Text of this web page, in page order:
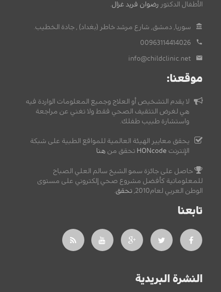
الأطفال الدكتور رضوان فريد غزال.
سوريا, دمشق, شارع مرشد خاطر (بغداد) , جادة الخطيب.
00963114414026
info@childclinic.net
موقعنا:
لا يقدم التشخيص أو العلاج وجميع المعلومات الواردة فيه
هي لغرض التثقيف الصحي فقط ولا تغني عن مراجعة
واستشارة طبيب طفلك.
يحقق معايير الهيئة العالمية للمواقع الطبية على شبكة
الإنترنت HONcode تحقق من هنا
حاصل على جائزة سمو الشيخ سالم العلي الصباح
للمعلوماتية كأفضل مشروع صحي إلكتروني على مستوى
الوطن العربي لعام2010,
تحقق.
تابعنا
النشرة البريدية